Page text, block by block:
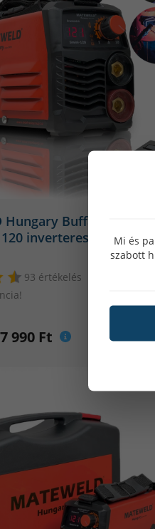
Hungary Buffalo Power™
inverteres hegesztő
93 értékelés
990 Ft
Mi és
szabott